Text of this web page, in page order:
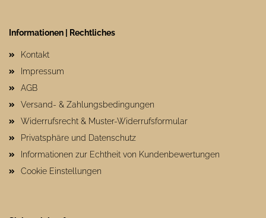
Informationen | Rechtliches
Kontakt
Impressum
AGB
Versand- & Zahlungsbedingungen
Widerrufsrecht & Muster-Widerrufsformular
Privatsphäre und Datenschutz
Informationen zur Echtheit von Kundenbewertungen
Cookie Einstellungen